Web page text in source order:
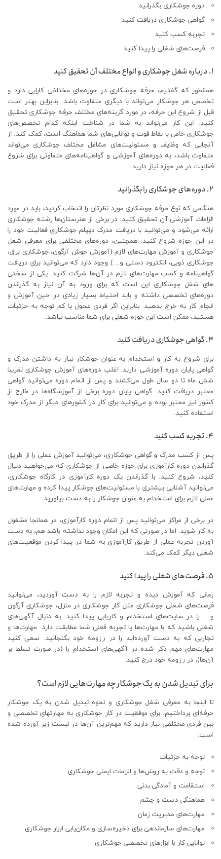
دوره جوشکاری بگذرانید
گواهی جوشکاری دریافت کنید
تجربه کسب کنید
فرصت‌های شغلی را پیدا کنید
1. درباره شغل جوشکاری و انواع مختلف آن تحقیق کنید
همانطور که گفتیم، حرفه جوشکاری در حوزه‌های مختلفی کارایی دارد و
تخصص هر جوشکار می‌تواند با دیگری متفاوت باشد. بنابراین بهتر است
قبل از شروع این حرفه، در مورد گزینه‌های مختلف حرفه جوشکاری تحقیق
کنید. این کار می‌تواند به شما در شناخت اینکه کدام تخصص‌های
جوشکاری خاص با نقاط قوت و توانایی‌های شما هماهنگ است، کمک کند. از
آنجایی که وظایف و مسئولیت‌های مشاغل مختلف جوشکاری می‌تواند
متفاوت باشد، به دوره‌های آموزشی و گواهینامه‌های متفاوتی برای شروع
فعالیت در هر حوزه نیاز دارید.
2. دوره‌های جوشکاری را بگذرانید
هنگامی که نوع حرفه جوشکاری مورد نظرتان را انتخاب کردید، باید در مورد
الزامات آموزشی آن تحقیق کنید. در برخی از هنرستان‌ها رشته جوشکاری
ارائه می‌شود و می‌توانید با دریافت مدرک دیپلم جوشکاری فعالیت خود را
در این حوزه شروع کنید. همچنین، دوره‌های مختلفی برای معرفی شغل
جوشکاری و آموزش مهارت‌های لازم (آموزش جوش آرگون، جوشکاری برق،
جوشکاری ذوبی، الکترود دستی و…) وجود دارد که می‌توانید برای دریافت
گواهینامه و کسب مهارت‌های لازم در آن‌ها شرکت کنید. یکی از سختی
های شغل جوشکاری این است که برای ورود به آن نیاز به گذراندن
دوره‌های تخصصی داشته و باید احتیاط بسیار زیادی در حین آموزش و
انجام کار به خرج بدهید. بنابراین اگر فردی عجول یا کم توجه به جزئیات
هستید، ممکن است این حوزه شغلی برای شما مناسب نباشد.
3. گواهی جوشکاری دریافت کنید
برای شروع به کار و استخدام به عنوان جوشکار نیاز به داشتن مدرک و
گواهی پایان دوره آموزشی دارید. اغلب دوره‌های آموزش جوشکاری تقریبا
شش ماه تا دو سال طول می‌کشند و پس از اتمام دوره می‌توانید گواهی
معتبر دریافت کنید. گواهی پایان دوره برخی از آموزشگاه‌ها در خارج از
کشور نیز معتبر بوده و می‌توانید برای کار در کشورهای دیگر از مدرک خود
استفاده کنید.
4. تجربه کسب کنید
پس از کسب مدرک و گواهی جوشکاری، می‌توانید آموزش عملی را از طریق
گذراندن دوره کارآموزی برای حوزه خاصی از جوشکاری که می‌خواهید دنبال
کنید، شروع کنید. با گذراندن یک دوره کارآموزی در کارگاه جوشکاری،
می‌توانید آشنایی بیشتری با مسئولیت‌های جوشکار پیدا کرده و مهارت‌های
عملی لازم برای استخدام به عنوان جوشکار را به دست بیاورید.
در برخی از مراکز می‌توانید پس از اتمام دوره کارآموزی، در همانجا مشغول
به کار شوید. اما در صورتی که این امکان وجود نداشته باشد هم، به دست
آوردن تجربه عملی از طریق کارآموزی به شما در پیدا کردن موقعیت‌های
شغلی دیگر کمک می‌کند.
5. فرصت‌های شغلی را پیدا کنید
زمانی که آموزش دیده و تجربه لازم را به دست آوردید، می‌توانید
فرصت‌های شغلی جوشکاری مثل کار جوشکاری در منزل، جوشکاری آرگون
و… را در سایت‌های استخدام و کاریابی پیدا کنید. به دنبال آگهی‌های
شغلی باشید که با مهارت‌ها یا تجربه فعلی شما مطابقت دارد. مهارت‌ها و
تجاربی که به دست آورده‌اید را در رزومه خود بگنجانید. سعی کنید
مهارت‌های مهم ذکر شده در آگهی‌های استخدام را (در صورت تسلط بر
آن‌ها)، در رزومه خود درج کنید.
برای تبدیل شدن به یک جوشکار چه مهارت‌هایی لازم است؟
تا اینجا به معرفی شغل جوشکاری و نحوه تبدیل شدن به یک جوشکار
حرفه‌ای پرداختیم. برای موفقیت در کار جوشکاری به مهارتهای تخصصی و
بین فردی مختلفی نیاز دارید که مهم‌ترین آن‌ها در لیست زیر آورده شده
است:
توجه به جزئیات
توجه و دقت به روش‌ها و الزامات ایمنی جوشکاری
استقامت و آمادگی بدنی
هماهنگی دست و چشم
مهارت‌های مدیریت زمان
مهارت‌های سازماندهی برای ذخیره‌سازی و مکان‌یابی ابزار جوشکاری
توانایی کار با ابزارهای تخصصی جوشکاری